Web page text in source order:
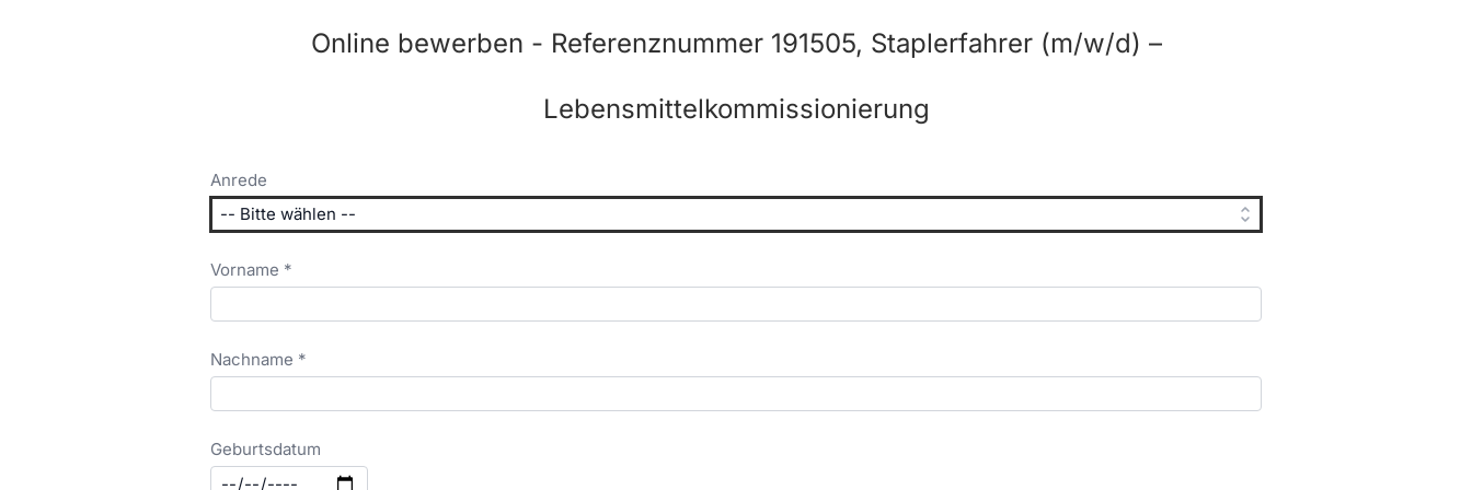
Online bewerben - Referenznummer 191505, Staplerfahrer (m/w/d) –
Lebensmittelkommissionierung
Anrede
Vorname *
Nachname *
Geburtsdatum